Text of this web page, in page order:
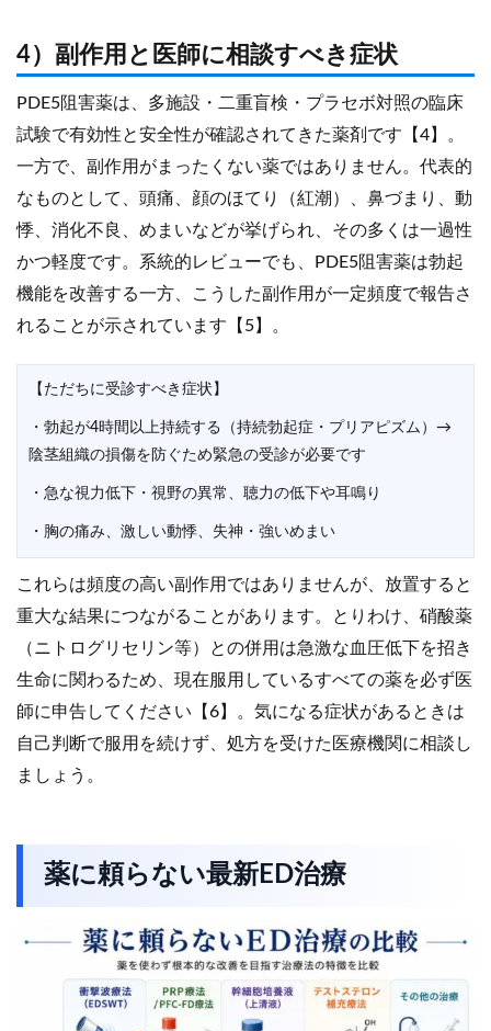
4）副作用と医師に相談すべき症状
PDE5阻害薬は、多施設・二重盲検・プラセボ対照の臨床
試験で有効性と安全性が確認されてきた薬剤です【4】。
一方で、副作用がまったくない薬ではありません。代表的
なものとして、頭痛、顔のほてり（紅潮）、鼻づまり、動
悸、消化不良、めまいなどが挙げられ、その多くは一過性
かつ軽度です。系統的レビューでも、PDE5阻害薬は勃起
機能を改善する一方、こうした副作用が一定頻度で報告さ
れることが示されています【5】。
【ただちに受診すべき症状】
・勃起が4時間以上持続する（持続勃起症・プリアピズム）→
陰茎組織の損傷を防ぐため緊急の受診が必要です
・急な視力低下・視野の異常、聴力の低下や耳鳴り
・胸の痛み、激しい動悸、失神・強いめまい
これらは頻度の高い副作用ではありませんが、放置すると
重大な結果につながることがあります。とりわけ、硝酸薬
（ニトログリセリン等）との併用は急激な血圧低下を招き
生命に関わるため、現在服用しているすべての薬を必ず医
師に申告してください【6】。気になる症状があるときは
自己判断で服用を続けず、処方を受けた医療機関に相談し
ましょう。
薬に頼らない最新ED治療